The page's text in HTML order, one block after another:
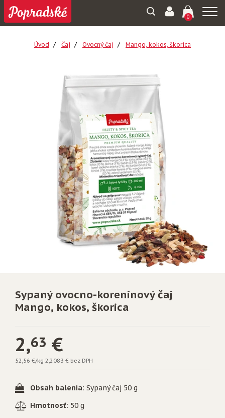
0
Úvod Čaj Ovocný čaj Mango, kokos, škorica
Sypaný ovocno-koreninový čaj
Mango, kokos, škorica
2,63 €
52,56 €/kg 2,2083 € bez DPH
Obsah balenia: Sypaný čaj 50 g
Hmotnosť: 50 g